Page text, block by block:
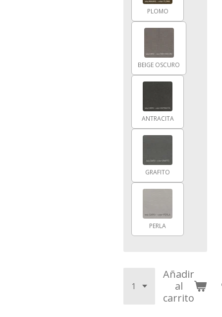
PLOMO
BEIGE OSCURO
ANTRACITA
GRAFITO
PERLA
Añadir
al
carrito